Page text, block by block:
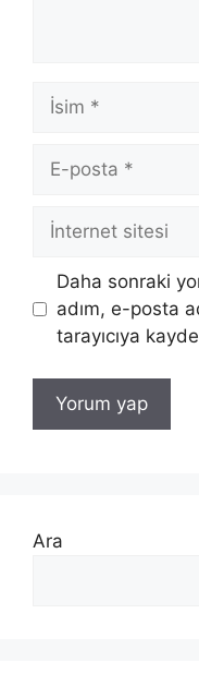
İsim
posta
İnternet
Daha sonraki
adım, e-posta
tarayıcıya
Ara